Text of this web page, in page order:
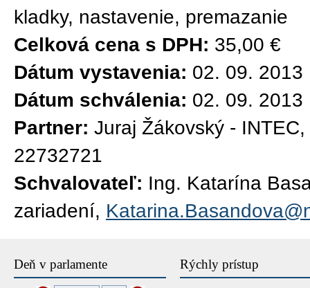
kladky, nastavenie, premazanie
Celková cena s DPH: 35,00 €
Dátum vystavenia: 02. 09. 2013
Dátum schválenia: 02. 09. 2013
Partner: Juraj Žákovský -
22732721
Schvalovateľ: Ing. Katarína
zariadení,
Deň v parlamente Rýchly prístup